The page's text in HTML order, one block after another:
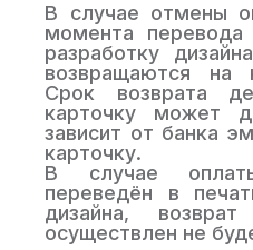
В случае отмены
момента
разработку
возвращаются на
Срок возврата
карточку может
зависит от банка
карточку.
В случае
переведён в
дизайна,
осуществлен не